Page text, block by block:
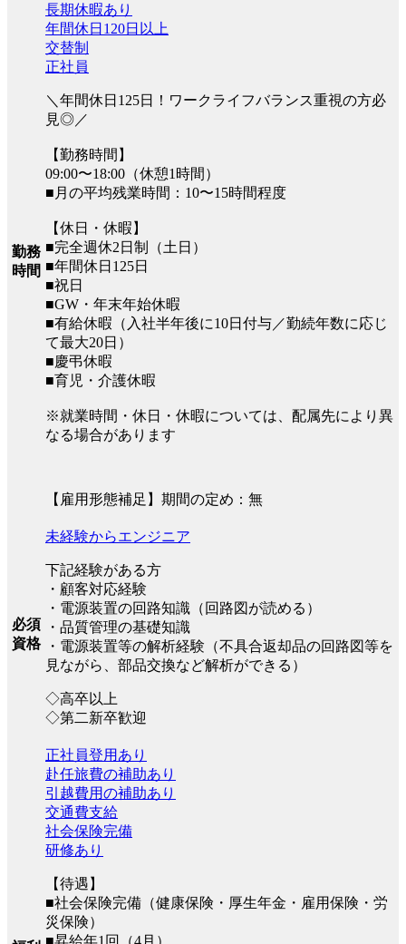
勤務
時間
長期休暇あり
年間休日120日以上
交替制
正社員
＼年間休日125日！ワークライフバランス重視の方必
見◎／
【勤務時間】
09:00〜18:00（休憩1時間）
■月の平均残業時間：10〜15時間程度
【休日・休暇】
■完全週休2日制（土日）
■年間休日125日
■祝日
■GW・年末年始休暇
■有給休暇（入社半年後に10日付与／勤続年数に応じ
て最大20日）
■慶弔休暇
■育児・介護休暇
※就業時間・休日・休暇については、配属先により異
なる場合があります
【雇用形態補足】期間の定め：無
必須
資格
未経験からエンジニア
下記経験がある方
・顧客対応経験
・電源装置の回路知識（回路図が読める）
・品質管理の基礎知識
・電源装置等の解析経験（不具合返却品の回路図等を
見ながら、部品交換など解析ができる）
◇高卒以上
◇第二新卒歓迎
正社員登用あり
赴任旅費の補助あり
引越費用の補助あり
交通費支給
社会保険完備
研修あり
【待遇】
■社会保険完備（健康保険・厚⽣年⾦・雇⽤保険・労
災保険）
■昇給年1回（4月）